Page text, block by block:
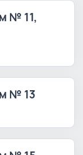
№ 11,
№ 13